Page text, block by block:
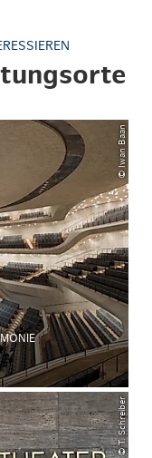
© Iwan Baan
© T. Schreiber